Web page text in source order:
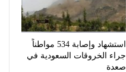
استشهاد وإصابة 534 مواطناً
جراء الخروقات السعودية في
صعدة